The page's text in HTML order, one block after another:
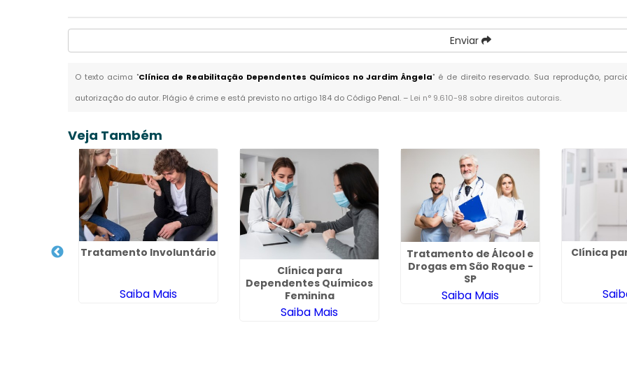
Enviar
O texto acima "Clínica de Reabilitação Dependentes Químicos no Jardim Ângela" é de direito reservado. Sua reprodução,
autorização do autor. Plágio é crime e está previsto no artigo 184 do Código Penal. – Lei n° 9.610-98 sobre direitos autorais.
Veja Também
Tratamento Involuntário
Saiba Mais
Clínica para
Dependentes Químicos
Feminina
Saiba Mais
Tratamento de Álcool e
Drogas em São Roque -
SP
Saiba Mais
Clínica